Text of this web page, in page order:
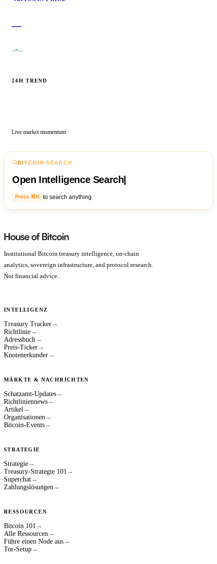
—
—
24H TREND
Live market momentum
BITCOIN SEARCH
Open Intelligence Search
Press ⌘K to search anything
Institutional Bitcoin treasury intelligence, on-chain
analytics, sovereign infrastructure, and protocol research.
Not financial advice.
INTELLIGENZ
Treasury Tracker →
Richtlinie →
Adressbuch →
Preis-Ticker →
Knotenerkunder →
MÄRKTE & NACHRICHTEN
Schatzamt-Updates →
Richtliniennews →
Artikel →
Organisationen →
Bitcoin-Events →
STRATEGIE
Strategie →
Treasury-Strategie 101 →
Superchat →
Zahlungslösungen →
RESSOURCEN
Bitcoin 101 →
Alle Ressourcen →
Führe einen Node aus →
Tor-Setup →